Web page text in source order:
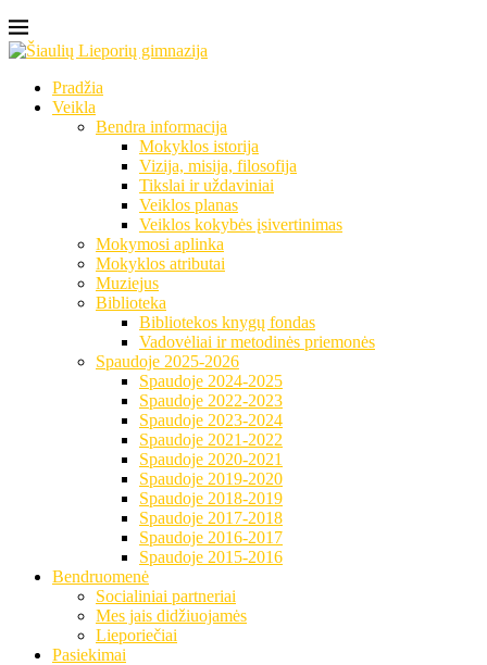
Pradžia
Veikla
Bendra informacija
Mokyklos istorija
Vizija, misija, filosofija
Tikslai ir uždaviniai
Veiklos planas
Veiklos kokybės įsivertinimas
Mokymosi aplinka
Mokyklos atributai
Muziejus
Biblioteka
Bibliotekos knygų fondas
Vadovėliai ir metodinės priemonės
Spaudoje 2025-2026
Spaudoje 2024-2025
Spaudoje 2022-2023
Spaudoje 2023-2024
Spaudoje 2021-2022
Spaudoje 2020-2021
Spaudoje 2019-2020
Spaudoje 2018-2019
Spaudoje 2017-2018
Spaudoje 2016-2017
Spaudoje 2015-2016
Bendruomenė
Socialiniai partneriai
Mes jais didžiuojamės
Lieporiečiai
Pasiekimai